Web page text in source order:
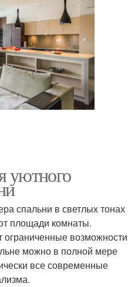
уютного
спальни в светлых тонах
площади комнаты.
возможности
можно в полной мере
все современные